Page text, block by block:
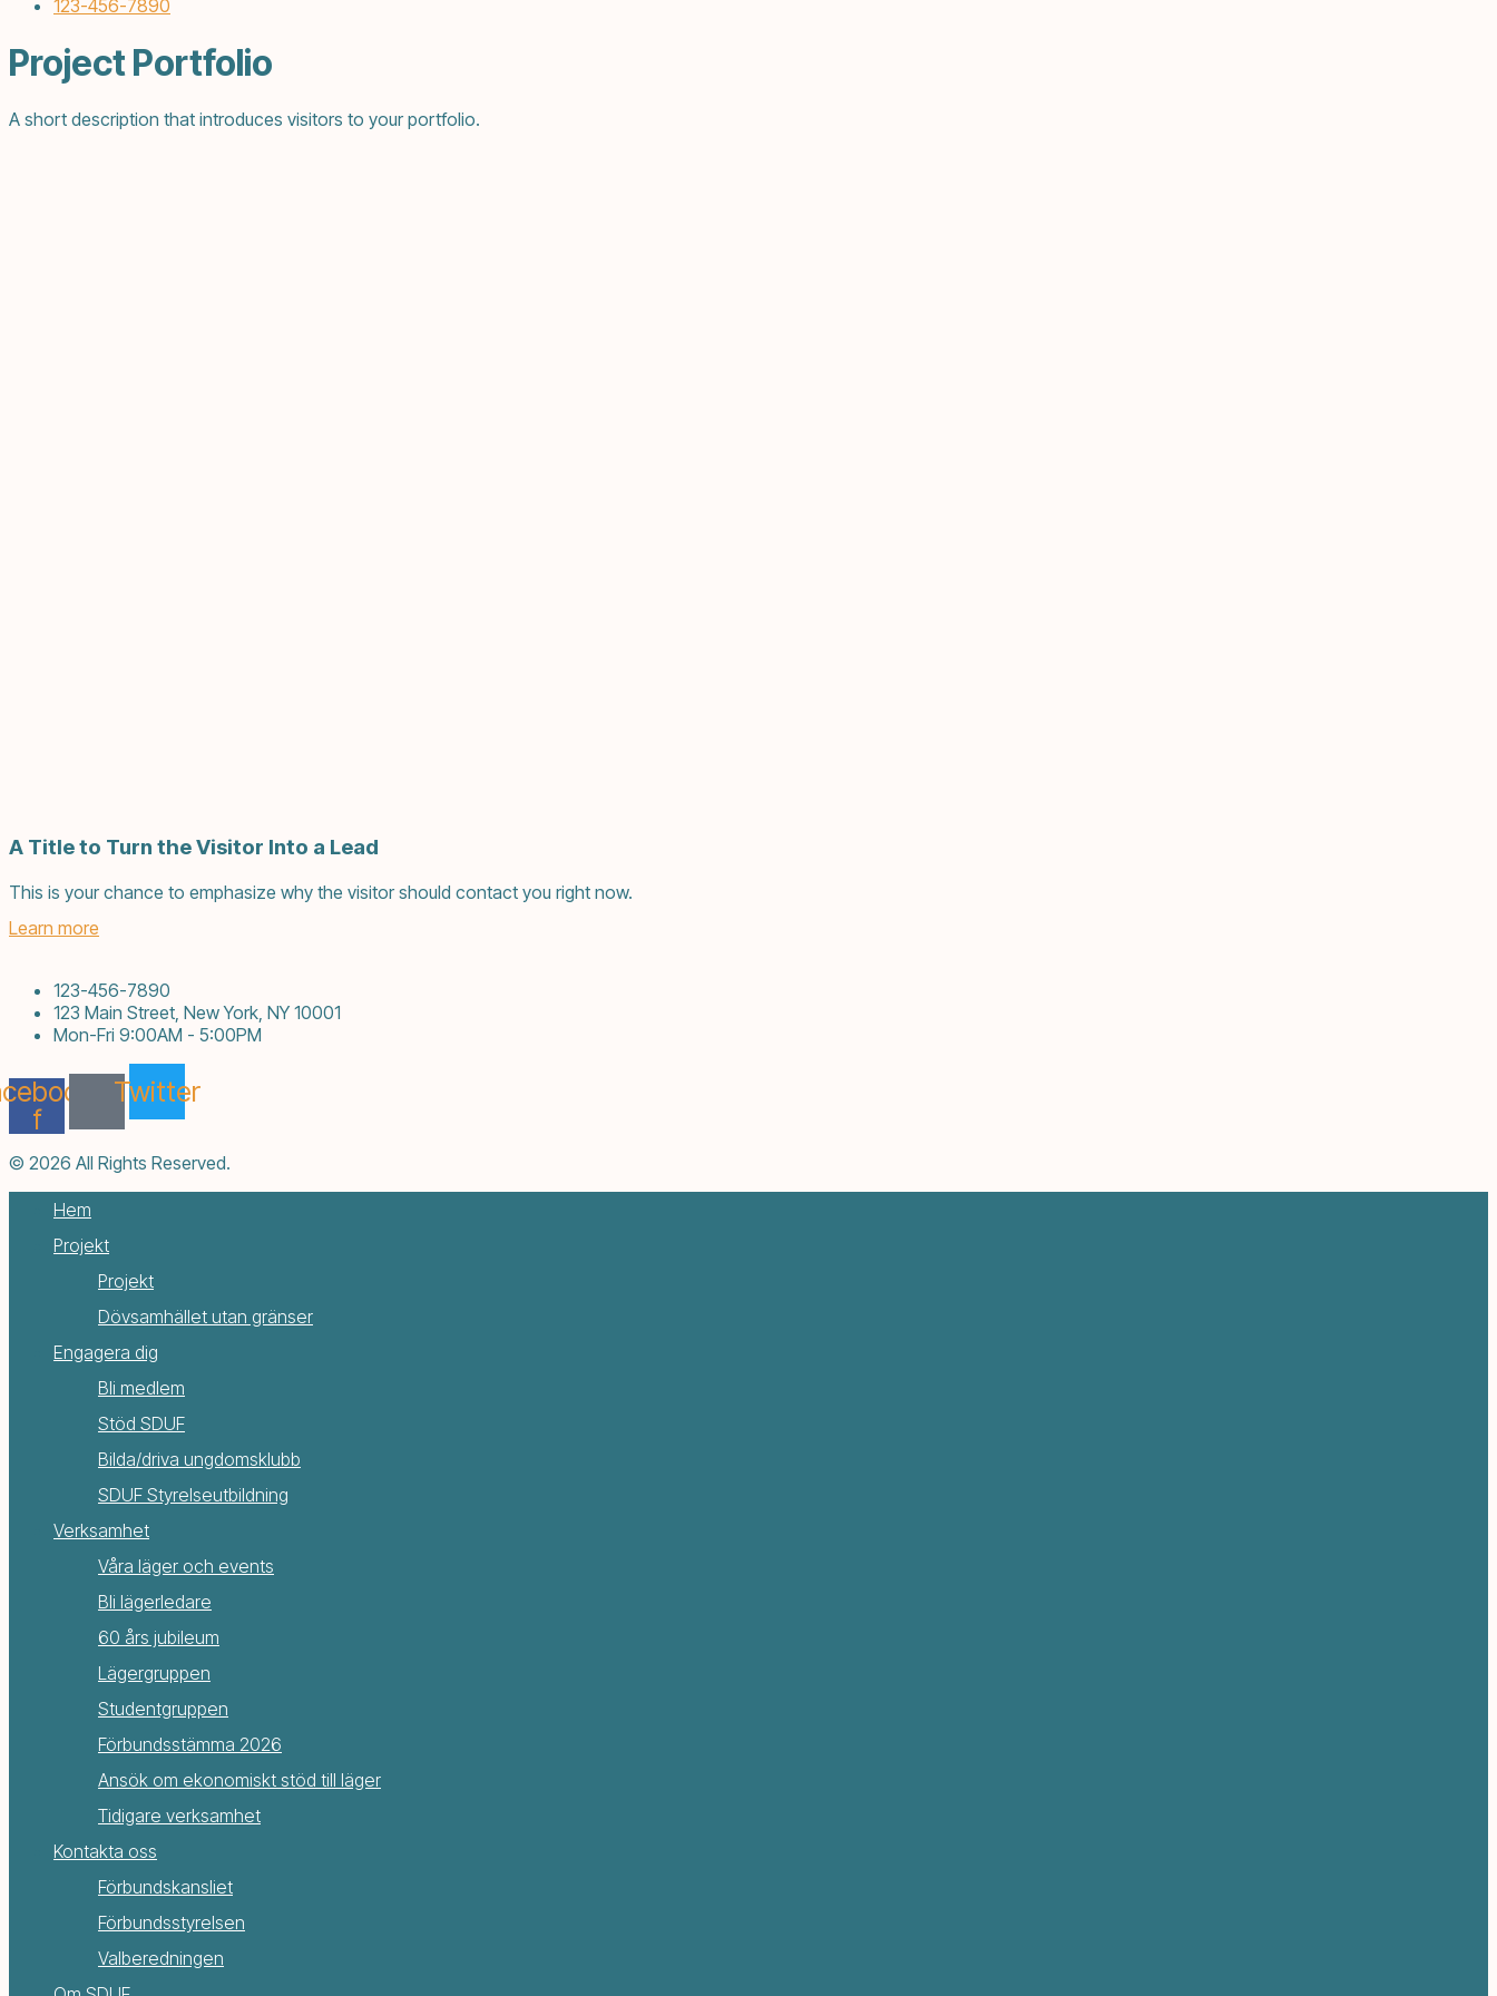
123-456-7890
Project Portfolio
A short description that introduces visitors to your portfolio.
A Title to Turn the Visitor Into a Lead
This is your chance to emphasize why the visitor should contact you right now.
Learn more
123-456-7890
123 Main Street, New York, NY 10001
Mon-Fri 9:00AM - 5:00PM
f
Twitter
© 2026 All Rights Reserved.
Hem
Projekt
Projekt
Dövsamhället utan gränser
Engagera dig
Bli medlem
Stöd SDUF
Bilda/driva ungdomsklubb
SDUF Styrelseutbildning
Verksamhet
Våra läger och events
Bli lägerledare
60 års jubileum
Lägergruppen
Studentgruppen
Förbundsstämma 2026
Ansök om ekonomiskt stöd till läger
Tidigare verksamhet
Kontakta oss
Förbundskansliet
Förbundsstyrelsen
Valberedningen